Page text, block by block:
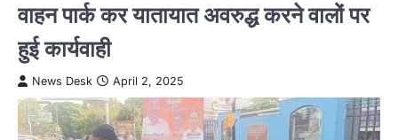
वाहन पार्क कर यातायात अवरुद्ध करने वालों पर
हुई कार्यवाही
News Desk April 2, 2025